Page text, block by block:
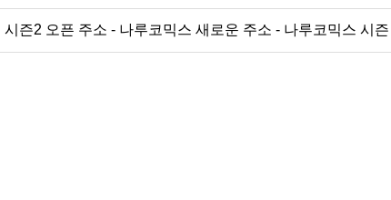
즌2 오픈 주소 - 나루코믹스 새로운 주소 - 나루코믹스 시